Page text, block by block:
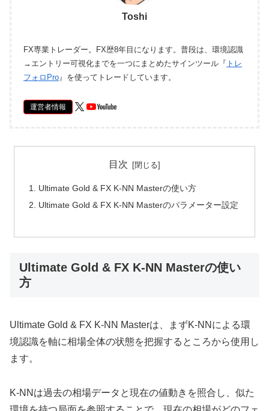
Toshi
FX専業トレーダー。FX歴8年目になります。普段は、環境認識
→エントリー可視化までを一つにまとめたサインツール『 トレ
フォロPro 』を使ってトレードしています。
運営者情報
目次
Ultimate Gold & FX K-NN Masterの使い方
Ultimate Gold & FX K-NN Masterのパラメーター設定
Ultimate Gold & FX K-NN Masterの使い
方
Ultimate Gold & FX K-NN Masterは、まずK-NNによる環
境認識を軸に相場全体の状態を把握するところから使用し
ます。
K-NNは過去の相場データと現在の値動きを照合し、似た